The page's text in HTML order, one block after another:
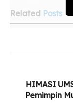
Related Posts
Ketahanan
Indibiz
HIMASI
Pemimpin